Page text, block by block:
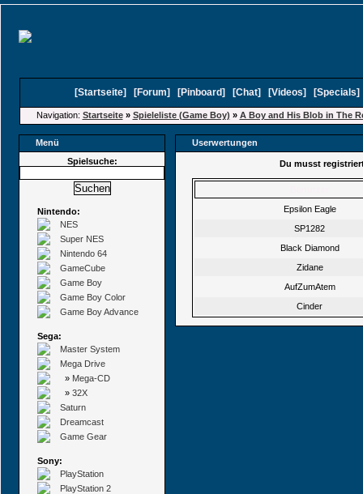
[Startseite] [Forum] [Pinboard] [Chat] [Videos] [Specials
Navigation: Startseite» Spieleliste (Game Boy) » A Boy and His Blob in The
Menü
Userwertungen
Spielsuche:
Nintendo:
NES
Super NES
Nintendo 64
GameCube
Game Boy
Game Boy Color
Game Boy Advance
Sega:
Master System
Mega Drive
» Mega-CD
» 32X
Saturn
Dreamcast
Game Gear
Sony:
PlayStation
PlayStation 2
Du musst
Epsilon Eagle
SP1282
Black Diamond
Zidane
AufZumAtem
Cinder